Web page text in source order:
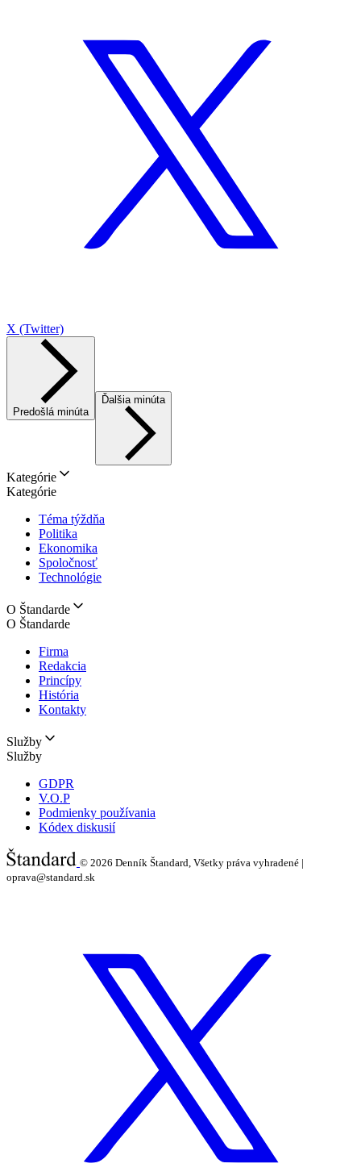
X (Twitter)
Predošlá minúta
Ďalšia minúta
Kategórie
Kategórie
Téma týždňa
Politika
Ekonomika
Spoločnosť
Technológie
O Štandarde
O Štandarde
Firma
Redakcia
Princípy
História
Kontakty
Služby
Služby
GDPR
V.O.P
Podmienky používania
Kódex diskusií
© 2026 Denník Štandard, Všetky práva vyhradené |
oprava@standard.sk